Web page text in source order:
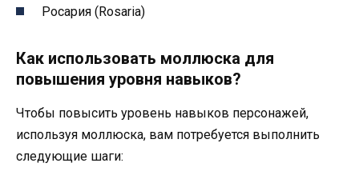
Росария (Rosaria)
Как использовать моллюска для
повышения уровня навыков?
Чтобы повысить уровень навыков персонажей,
используя моллюска, вам потребуется выполнить
следующие шаги: